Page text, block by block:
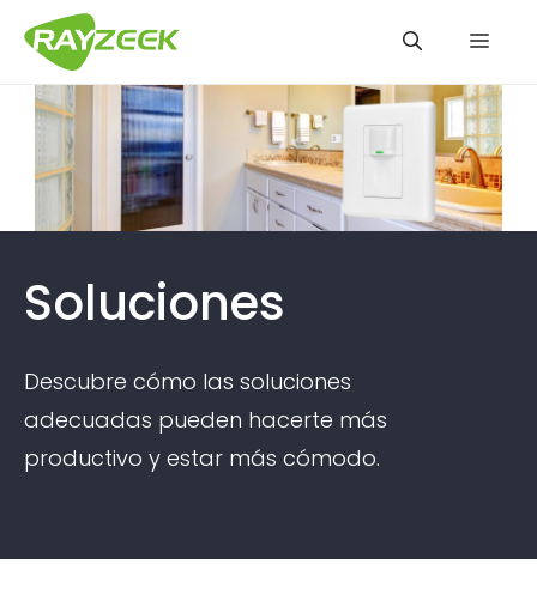
Saltar
contenido
Soluciones
Descubre cómo las soluciones
adecuadas pueden hacerte más
productivo y estar más cómodo.